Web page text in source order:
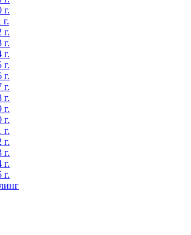
г.
г.
г.
г.
г.
г.
г.
г.
г.
г.
г.
г.
г.
г.
г.